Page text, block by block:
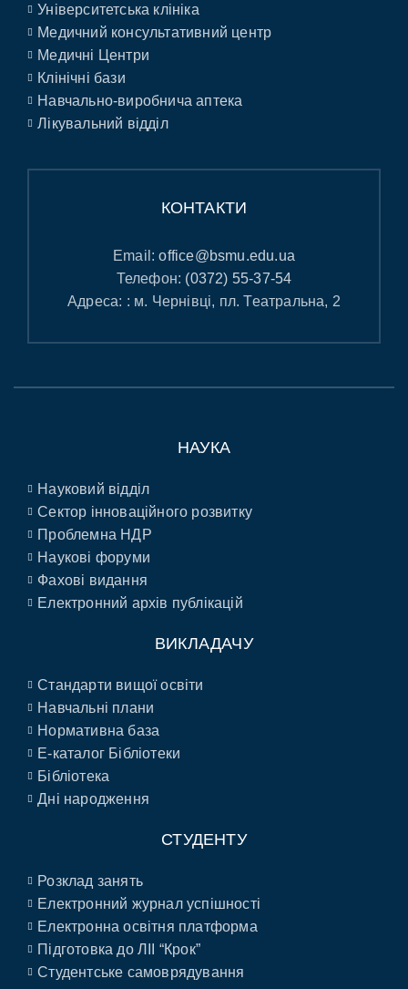
Університетська клініка
Медичний консультативний центр
Медичні Центри
Клінічні бази
Навчально-виробнича аптека
Лікувальний відділ
КОНТАКТИ
Email:office@bsmu.edu.ua
Телефон: (0372) 55-37-54
Адреса: : м. Чернівці, пл. Театральна, 2
НАУКА
Науковий відділ
Сектор інноваційного розвитку
Проблемна НДР
Наукові форуми
Фахові видання
Електронний архів публікацій
ВИКЛАДАЧУ
Стандарти вищої освіти
Навчальні плани
Нормативна база
E-каталог Бібліотеки
Бібліотека
Дні народження
СТУДЕНТУ
Розклад занять
Електронний журнал успішності
Електронна освітня платформа
Підготовка до ЛІІ “Крок”
Студентське самоврядування